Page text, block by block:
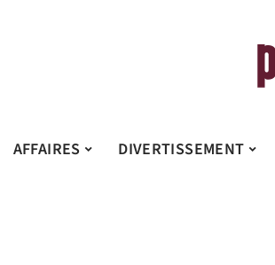
AFFAIRES DIVERTISSEMENT